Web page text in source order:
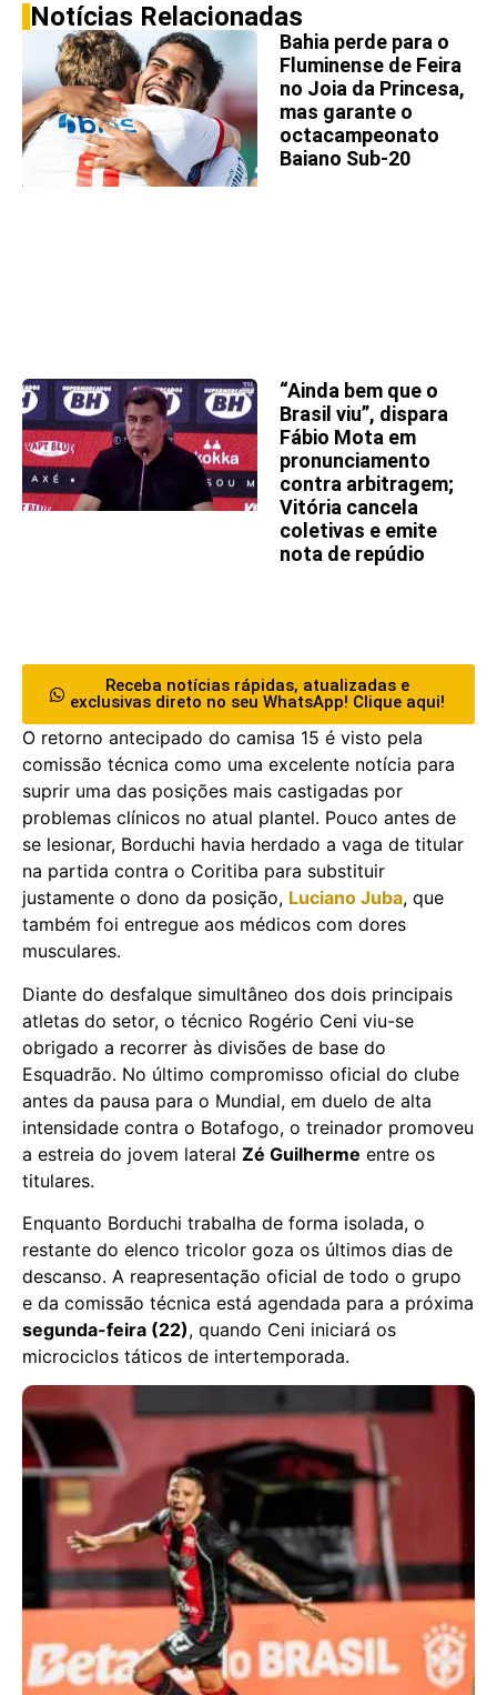
Notícias Relacionadas
Bahia perde para o
Fluminense de Feira
no Joia da Princesa,
mas garante o
octacampeonato
Baiano Sub-20
“Ainda bem que o
Brasil viu”, dispara
Fábio Mota em
pronunciamento
contra arbitragem;
Vitória cancela
coletivas e emite
nota de repúdio
Receba notícias rápidas, atualizadas e
exclusivas direto no seu WhatsApp! Clique aqui!
O retorno antecipado do camisa 15 é visto pela
comissão técnica como uma excelente notícia para
suprir uma das posições mais castigadas por
problemas clínicos no atual plantel. Pouco antes de
se lesionar, Borduchi havia herdado a vaga de titular
na partida contra o Coritiba para substituir
justamente o dono da posição, Luciano Juba, que
também foi entregue aos médicos com dores
musculares.
Diante do desfalque simultâneo dos dois principais
atletas do setor, o técnico Rogério Ceni viu-se
obrigado a recorrer às divisões de base do
Esquadrão. No último compromisso oficial do clube
antes da pausa para o Mundial, em duelo de alta
intensidade contra o Botafogo, o treinador promoveu
a estreia do jovem lateral Zé Guilherme entre os
titulares.
Enquanto Borduchi trabalha de forma isolada, o
restante do elenco tricolor goza os últimos dias de
descanso. A reapresentação oficial de todo o grupo
e da comissão técnica está agendada para a próxima
segunda-feira (22), quando Ceni iniciará os
microciclos táticos de intertemporada.